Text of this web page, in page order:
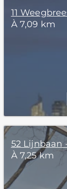
11
À 7,09 km
52 Lijnbaan
À 7,25 km